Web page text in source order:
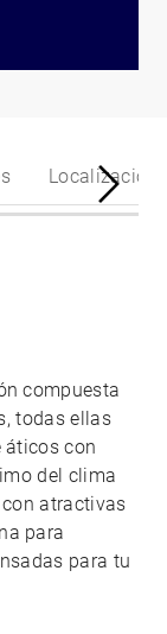
Localización
compuesta
todas ellas
áticos con
del clima
atractivas
para
para tu